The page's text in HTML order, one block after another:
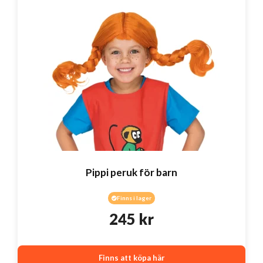
Pippi peruk för barn
Finns i lager
245 kr
Finns att köpa här